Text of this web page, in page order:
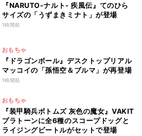
『NARUTO-ナルト- 疾風伝』てのひら
サイズの「うずまきミナト」が登場
1時間前
おもちゃ
『ドラゴンボール』デスクトップリアル
マッコイの「孫悟空＆ブルマ」が再登場
1時間前
おもちゃ
『装甲騎兵ボトムズ 灰色の魔女』VAKIT
プラトーンに全6種のスコープドッグと
ライジングビートルがセットで登場